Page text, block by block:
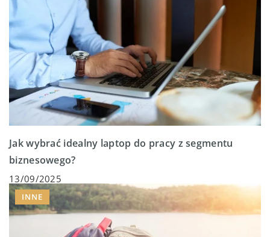
Jak wybrać idealny laptop do pracy z segmentu
biznesowego?
13/09/2025
INNE